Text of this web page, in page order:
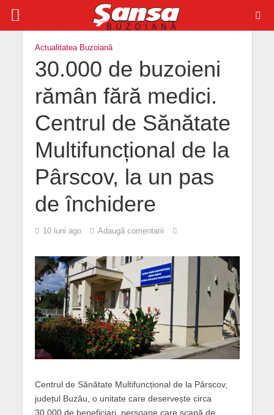
Actualitatea Buzoiană
30.000 de buzoieni
rămân fără medici.
Centrul de Sănătate
Multifuncțional de la
Pârscov, la un pas
de închidere
10 luni ago Adaugă comentarii
Centrul de Sănătate Multifuncțional de la Pârscov,
județul Buzău, o unitate care deservește circa
30.000 de beneficiari, persoane care scapă de